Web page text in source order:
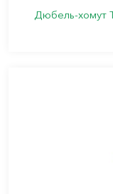
Дюбель-хомут